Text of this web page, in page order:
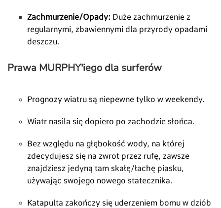
Zachmurzenie/Opady: Duże zachmurzenie z
regularnymi, zbawiennymi dla przyrody opadami
deszczu.
Prawa MURPHY'iego dla surferów
Prognozy wiatru są niepewne tylko w weekendy.
Wiatr nasila się dopiero po zachodzie słońca.
Bez względu na głębokość wody, na której
zdecydujesz się na zwrot przez rufę, zawsze
znajdziesz jedyną tam skałę/łachę piasku,
używając swojego nowego statecznika.
Katapulta zakończy się uderzeniem bomu w dziób